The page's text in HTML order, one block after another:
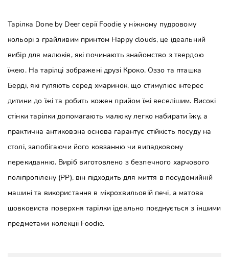
Тарілка Done by Deer серії Foodie у ніжному пудровому
кольорі з грайливим принтом Happy clouds, це ідеальний
вибір для малюків, які починають знайомство з твердою
їжею. На тарілці зображені друзі Кроко, Оззо та пташка
Берді, які гуляють серед хмаринок, що стимулює інтерес
дитини до їжі та робить кожен прийом їжі веселішим. Високі
стінки тарілки допомагають малюку легко набирати їжу, а
практична антиковзна основа гарантує стійкість посуду на
столі, запобігаючи його ковзанню чи випадковому
перекиданню. Виріб виготовлено з безпечного харчового
поліпропілену (PP), він підходить для миття в посудомийній
машині та використання в мікрохвильовій печі, а матова
шовковиста поверхня тарілки ідеально поєднується з іншими
предметами колекції Foodie.